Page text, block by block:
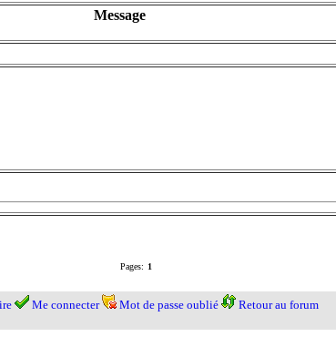
Message
Pages: 1
Me connecter Mot de passe oublié Retour au forum